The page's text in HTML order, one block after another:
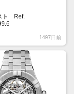
ト Ref.
。文字盤はサンレイ仕
ーダイヤルがイケてま
の他にブラック、シル
盤があり、どんなシー
と思います。
1497日前